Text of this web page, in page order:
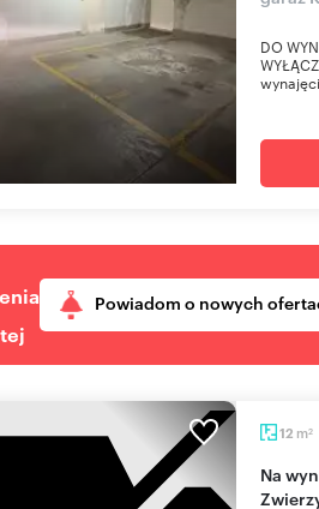
DO
Powiadom o nowych
12 m2
Na wynajem podziemny garaż w Krakowie